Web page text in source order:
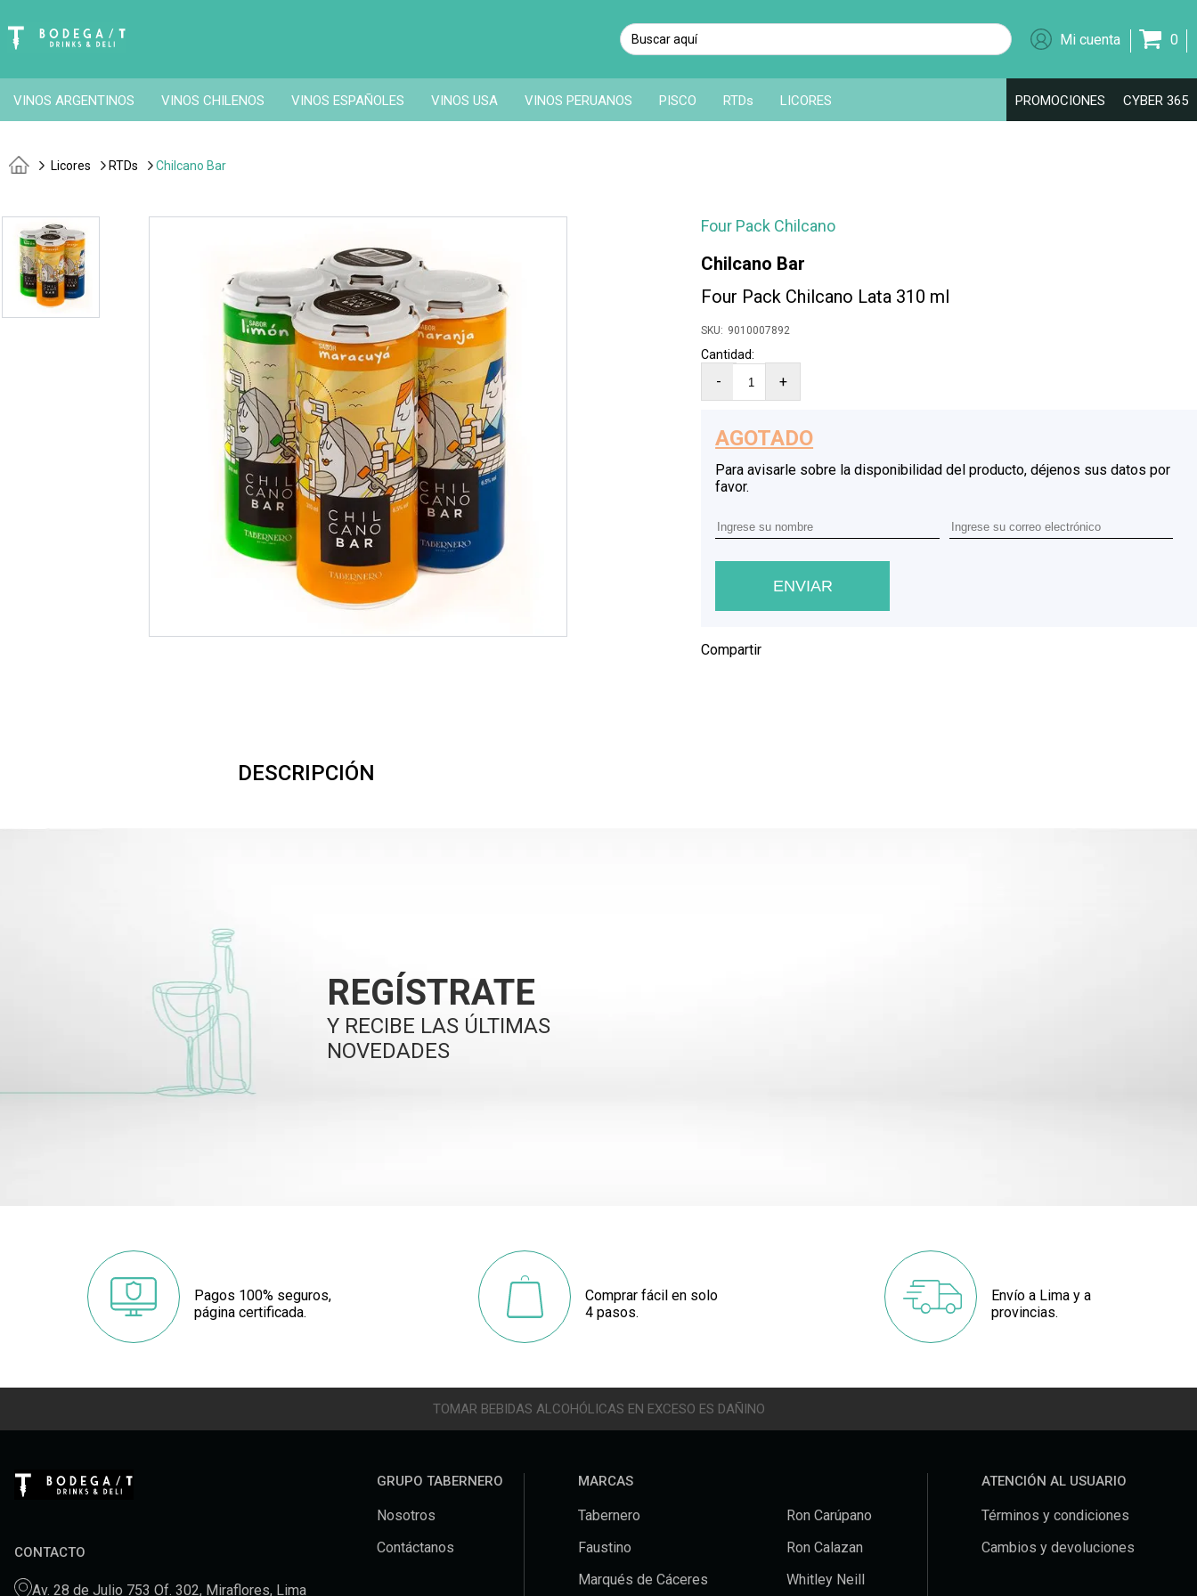
0
VINOS ARGENTINOS VINOS CHILENOS VINOS ESPAÑOLES VINOS USA VINOS PERUANOS PISCO RTDs LICORES CYBER 365
PROMOCIONES
Licores RTDs Chilcano Bar
Four Pack Chilcano
Chilcano Bar
Four Pack Chilcano Lata 310 ml
9010007892
- +
Compartir
DESCRIPCIÓN
REGÍSTRATE
Y RECIBE LAS ÚLTIMAS
NOVEDADES
Pagos 100% seguros,
página certificada.
Comprar fácil en solo
4 pasos.
Envío a Lima y a
provincias.
TOMAR BEBIDAS ALCOHÓLICAS EN EXCESO ES DAÑINO
CONTACTO
Av. 28 de Julio 753 Of. 302, Miraflores, Lima
GRUPO TABERNERO
Nosotros
Contáctanos
MARCAS
Tabernero
Faustino
Marqués de Cáceres
Ron Carúpano
Ron Calazan
Whitley Neill
ATENCIÓN AL USUARIO
Términos y condiciones
Cambios y devoluciones